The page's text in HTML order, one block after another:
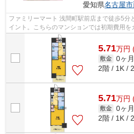
愛知県名古屋
ファミリーマート 浅間町駅前店まで徒歩5分
イント。こちらのマンションでは初期費用を
す。共用部にはエレベータ・敷地内ごみ...
5.71万円
敷金 0ヶ月
2階 / 1K /
5.71万円
敷金 0ヶ月
2階 / 1K /